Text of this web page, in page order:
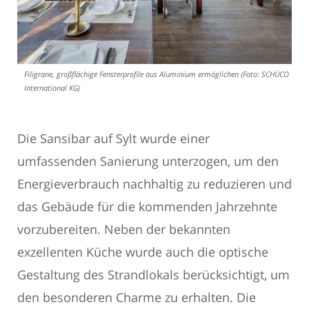
Filigrane, großflächige Fensterprofile aus Aluminium ermöglichen (Foto: SCHÜCO
International KG)
Die Sansibar auf Sylt wurde einer
umfassenden Sanierung unterzogen, um den
Energieverbrauch nachhaltig zu reduzieren und
das Gebäude für die kommenden Jahrzehnte
vorzubereiten. Neben der bekannten
exzellenten Küche wurde auch die optische
Gestaltung des Strandlokals berücksichtigt, um
den besonderen Charme zu erhalten. Die